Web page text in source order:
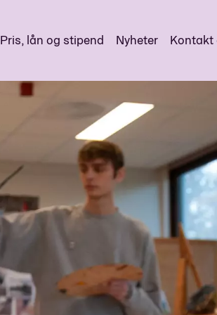
Pris, lån og stipend Nyheter Kontakt